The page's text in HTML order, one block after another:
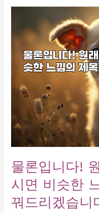
최
천
곳
2027
물론입니다!
시면 비슷한
꿔드리겠습니